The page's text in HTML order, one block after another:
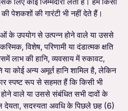
पेशकशों की गारंटी भी नहीं देते हैं।
उपयोग से उत्पन्न होने वाले या उससे
विशेष, परिणामी या दंडात्मक क्षति
लाभ की हानि, व्यवसाय में रुकावट,
या कोई अन्य अमूर्त हानि शामिल है, लेकिन
स्पष्ट रूप से सहमत हैं कि किसी भी
वाले या उससे संबंधित सभी दावों के
सदस्यता अवधि के पिछले छह (6)